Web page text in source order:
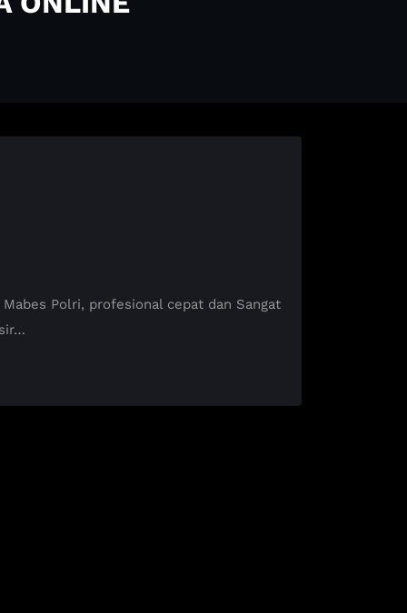
Mabes Polri, profesional cepat dan Sangat